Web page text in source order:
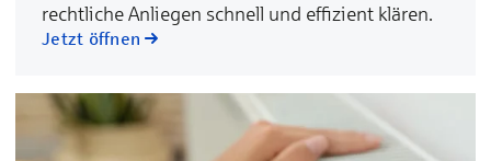
recht­liche An­liegen schnell und effizient klären.
Jetzt öffnen